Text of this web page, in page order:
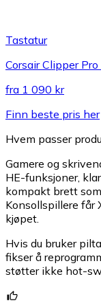
Tastatur
Corsair Clipper
fra 1 090 kr
Finn beste pris her
Hvem passer
Gamere og
HE-funksjoner,
kompakt brett
Konsollspillere
kjøpet.
Hvis du bruker
fikser å
støtter ikke hot-